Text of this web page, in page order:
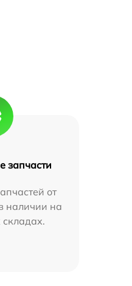
запчасти
от
наличии на
складах.